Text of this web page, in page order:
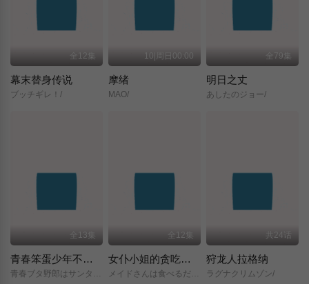
全12集
幕末替身传说
ブッチギレ！/
10|周日00:00
摩绪
MAO/
全79集
明日之丈
あしたのジョー/
全13集
青春笨蛋少年不做圣诞服女郎的梦
全12集
女仆小姐的贪吃日常
メイドさんは食べるだけ/
共24话
狩龙人拉格纳
ラグナクリムゾン/